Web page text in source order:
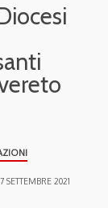
SETTEMBRE 2021